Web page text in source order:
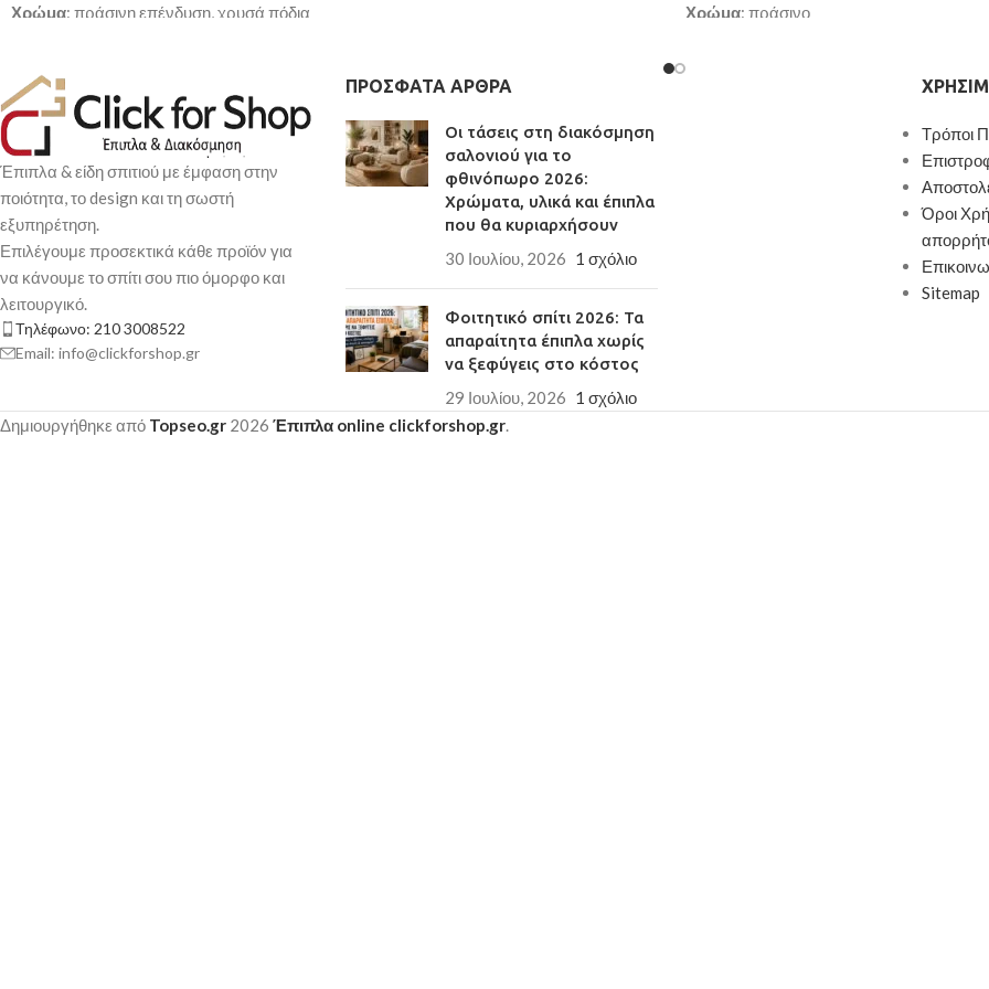
Χρώμα: πράσινη επένδυση, χρυσά πόδια
Γέμιση: foam
Πόδια: μέταλλο, 25x1mm
Παράδοση σε 3-10 εργάσιμες ημέρες
Παράδοση σε 3-10 εργάσιμες ημέρες
Χρώμα: πράσινο
Παράδοση σε 3-10 εργάσιμες ημέρες
Έπιπλα & είδη σπιτιού με έμφαση στην
ποιότητα, το design και τη σωστή
εξυπηρέτηση.
Επιλέγουμε προσεκτικά κάθε προϊόν για
να κάνουμε το σπίτι σου πιο όμορφο και
λειτουργικό.
Τηλέφωνο: 210 3008522
Email: info@clickforshop.gr
ΠΡΌΣΦΑΤΑ ΆΡΘΡΑ
Οι τάσεις στη διακόσμηση
σαλονιού για το
φθινόπωρο 2026:
Χρώματα, υλικά και έπιπλα
που θα κυριαρχήσουν
30 Ιουλίου, 2026 1 σχόλιο
Φοιτητικό σπίτι 2026: Τα
απαραίτητα έπιπλα χωρίς
να ξεφύγεις στο κόστος
29 Ιουλίου, 2026 1 σχόλιο
Τρόποι
Όροι
Sitemap
Δημιουργήθηκε από Topseo.gr 2026 Έπιπλα online clickforshop.gr.